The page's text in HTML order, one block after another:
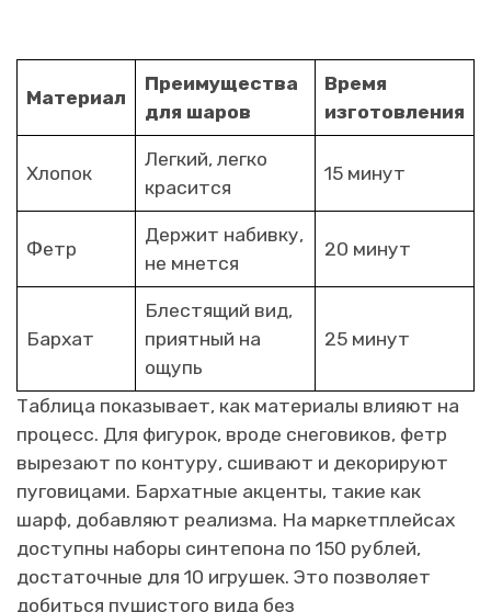
Материал
Преимущества
для шаров
Время
изготовления
Хлопок
Легкий, легко
красится
15 минут
Фетр
Держит набивку,
не мнется
20 минут
Бархат
Блестящий вид,
приятный на
ощупь
25 минут
Таблица показывает, как материалы влияют на
процесс. Для фигурок, вроде снеговиков, фетр
вырезают по контуру, сшивают и декорируют
пуговицами. Бархатные акценты, такие как
шарф, добавляют реализма. На маркетплейсах
доступны наборы синтепона по 150 рублей,
достаточные для 10 игрушек. Это позволяет
добиться пушистого вида без